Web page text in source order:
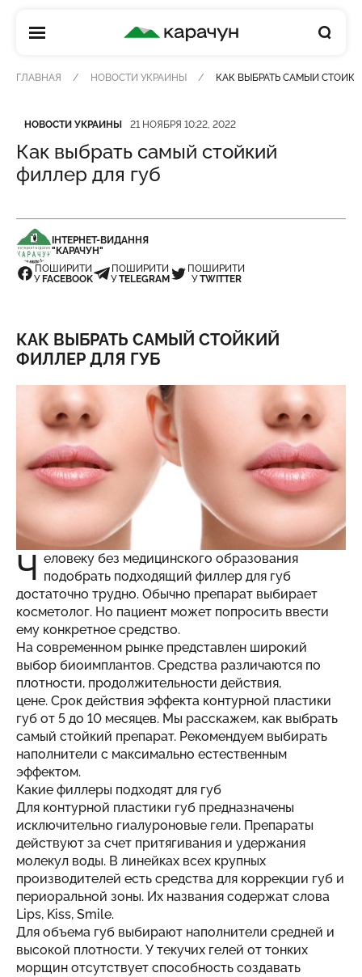
КАРАЧУН
ГЛАВНАЯ НОВОСТИ УКРАИНЫ КАК ВЫБРАТЬ САМЫЙ
Категория
НОВОСТИ УКРАИНЫ
Дата публикации 21 НОЯБРЯ 10:22, 2022
Как выбрать самый стойкий
филлер для губ
ІНТЕРНЕТ-ВИДАННЯ
"КАРАЧУН"
ПОШИРИТИ
У FACEBOOK
ПОШИРИТИ
УTELEGRAM
ПОШИРИТИ
УTWITTER
КАК ВЫБРАТЬ САМЫЙ СТОЙКИЙ
ФИЛЛЕР ДЛЯ ГУБ
Ч еловеку без медицинского образования
подобрать подходящийфиллер для губ
достаточно трудно. Обычно препарат выбирает
косметолог. Но пациент может попросить ввести
ему конкретное средство.
На современном рынке представлен широкий
выбор биоимплантов. Средства различаются по
плотности, продолжительности действия,
цене. Срок действия эффекта контурной пластики
губ от 5 до 10 месяцев. Мы расскажем, как выбрать
самый стойкий препарат. Рекомендуем выбирать
наполнители с максимально естественным
эффектом.
Какие филлеры подходят для губ
Для контурной пластики губ предназначены
исключительно гиалуроновые гели. Препараты
действуют за счет притягивания и удержания
молекул воды. В линейках всех крупных
производителей есть средства для коррекции губ и
периоральной зоны. Их названия содержат слова
Lips, Kiss, Smile.
Для объема губ выбирают наполнители средней и
высокой плотности. У текучих гелей от тонких
морщин отсутствует способность создавать